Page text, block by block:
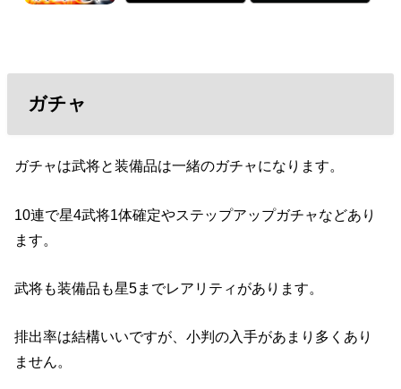
ガチャ
ガチャは武将と装備品は一緒のガチャになります。
10連で星4武将1体確定やステップアップガチャなどあり
ます。
武将も装備品も星5までレアリティがあります。
排出率は結構いいですが、小判の入手があまり多くあり
ません。